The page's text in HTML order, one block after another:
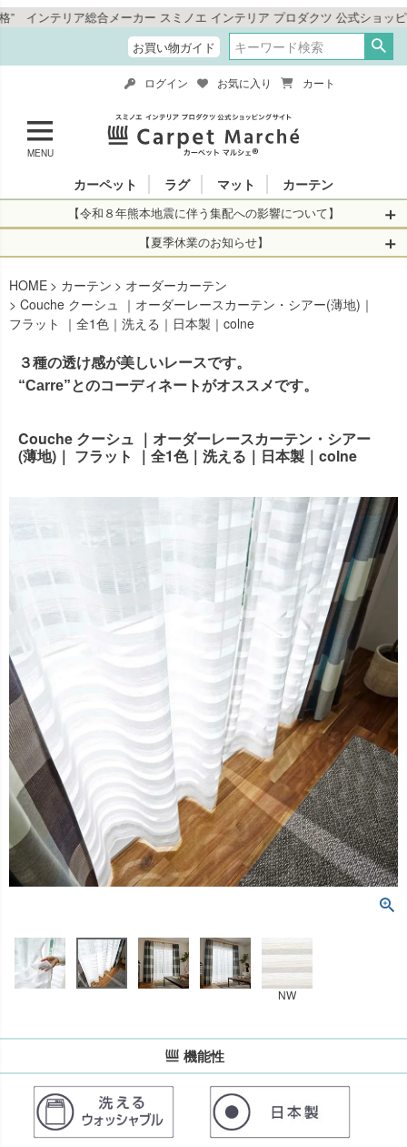
メーカー スミノエ インテリア プロダクツ 公式ショッピングサイト「カ
お買い物ガイド
MENU
ログイン お気に入り カート
カーペット ラグ マット カーテン
【令和８年熊本地震に伴う集配への影響について】
令和8年熊本地震により、お亡くなりになられた方々に深く
お見舞い申し上げます。 この地震の影響により、現在、一
部地域を発着するお荷物のお届けに遅れが生じておりま
す。
【お荷物のお届けに遅れが生じている地域】
・全国から九州あてのお荷物
なお、今後の被害状況や交通規制などにより、対象地域や
サービスへの影響が変更となる場合がございます。
りますようお願い申し上げます。
【夏季休業のお知らせ】
当店は は2026年8月11日(火)～2026年8月16日(日)
を休業とさせて頂きます。
休業中のご注文に関しては自動返信メールは届きますが、
当店からの注文確認メールの送信、当店へのお問い合わせ
へのご返答ができかねます。 休業明けから順次送信させて
いただきますのでよろしくお願いいたします。
出荷センターも休業となりますため、休業期間中のご注文
商品の出荷は 2026年8月18日(火)以降となります。
→ オーダー商品など、詳しくはこちらから
HOME カーテン
オーダーカーテン
Couche クーシュ ｜オーダーレースカーテン・シアー(薄地)｜
フラット ｜全1色｜洗える｜日本製｜colne
３種の透け感が美しいレースです。
“Carre”とのコーディネートがオススメです。
Couche クーシュ ｜オーダーレースカーテン・シアー
(薄地)｜ フラット ｜全1色｜洗える｜日本製｜colne
NW
機能性